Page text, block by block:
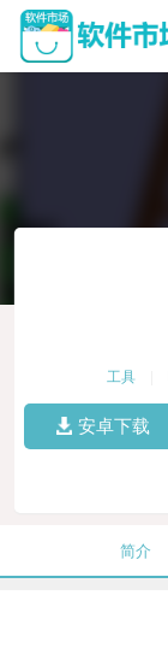
工具
安卓下载
简介